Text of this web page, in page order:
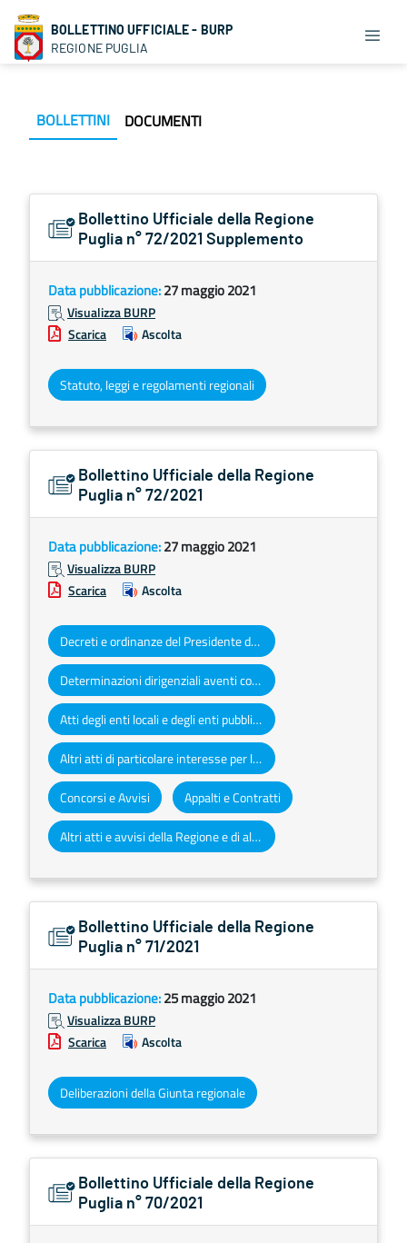
BOLLETTINO UFFICIALE - BURP
REGIONE PUGLIA
BOLLETTINI DOCUMENTI
Bollettino Ufficiale della Regione
Puglia n° 72/2021 Supplemento
Data pubblicazione:27 maggio 2021
Visualizza BURP
Scarica
Ascolta
Statuto, leggi e regolamenti regionali
Bollettino Ufficiale della Regione
Puglia n° 72/2021
Data pubblicazione:27 maggio 2021
Visualizza BURP
Scarica
Ascolta
Decreti e ordinanze del Presidente della Giunta regionale
Determinazioni dirigenziali aventi contenuto di interesse generale
Atti degli enti locali e degli enti pubblici e privati
Altri atti di particolare interesse per la Regione Puglia
Concorsi e Avvisi Appalti e Contratti
Altri atti e avvisi della Regione e di altri enti pubblici che interessano la collettività regionale
Bollettino Ufficiale della Regione
Puglia n° 71/2021
Data pubblicazione:25 maggio 2021
Visualizza BURP
Scarica
Ascolta
Deliberazioni della Giunta regionale
Bollettino Ufficiale della Regione
Puglia n° 70/2021